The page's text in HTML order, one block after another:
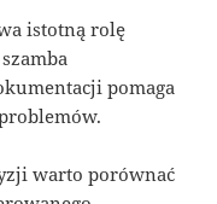
istotną rolę
pomaga
warto porównać